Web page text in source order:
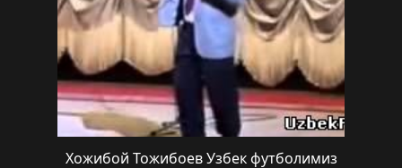
Хожибой Тожибоев Узбек футболимиз